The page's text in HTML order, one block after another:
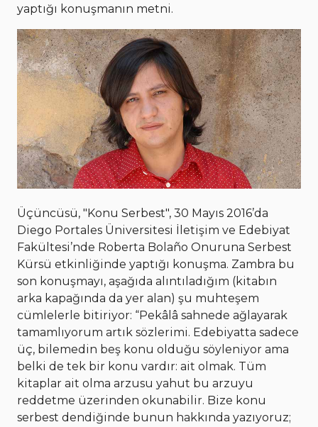
yaptığı konuşmanın metni.
Üçüncüsü, "Konu Serbest", 30 Mayıs 2016’da
Diego Portales Üniversitesi İletişim ve Edebiyat
Fakültesi’nde Roberta Bolaño Onuruna Serbest
Kürsü etkinliğinde yaptığı konuşma. Zambra bu
son konuşmayı, aşağıda alıntıladığım (kitabın
arka kapağında da yer alan) şu muhteşem
cümlelerle bitiriyor: “Pekâlâ sahnede ağlayarak
tamamlıyorum artık sözlerimi. Edebiyatta sadece
üç, bilemedin beş konu olduğu söyleniyor ama
belki de tek bir konu vardır: ait olmak. Tüm
kitaplar ait olma arzusu yahut bu arzuyu
reddetme üzerinden okunabilir. Bize konu
serbest dendiğinde bunun hakkında yazıyoruz;